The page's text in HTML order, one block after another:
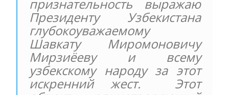
признательность выражаю
Президенту Узбекистана
глубокоуважаемому
Шавкату Миромоновичу
Мирзиёеву и всему
узбекскому народу за этот
искренний жест. Этот